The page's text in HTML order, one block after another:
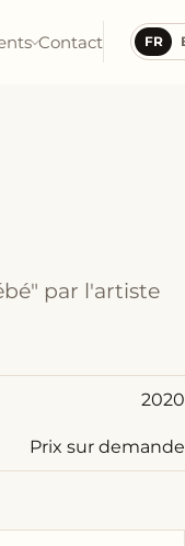
Contact FR
par l'artiste
2020
Prix sur demande